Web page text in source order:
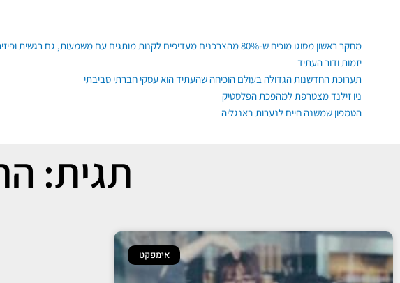
מחקר ראשון מסוגו מוכיח ש-80% מהצרכנים מעדיפים לקנות מותגים עם משמעות, גם רגשית ופיזית
יזמות ודור העתיד
תערוכת החדשנות הגדולה בעולם הוכיחה שהעתיד הוא עסקי חברתי סביבתי
ניו זילנד מצטרפת למהפכת הפלסטיק
הטמפון שמשנה חיים לנערות באנגליה
תגית:
אימפקט